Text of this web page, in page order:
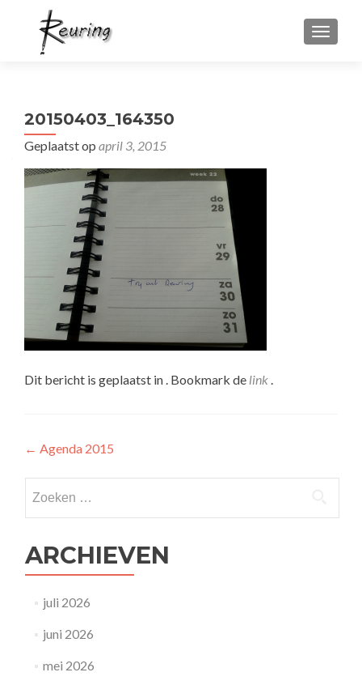
20150403_164350
Geplaatst op april 3, 2015
Dit bericht is geplaatst in . Bookmark de link .
Bericht
navigatie
← Agenda 2015
naar:
ARCHIEVEN
juli 2026
juni 2026
mei 2026